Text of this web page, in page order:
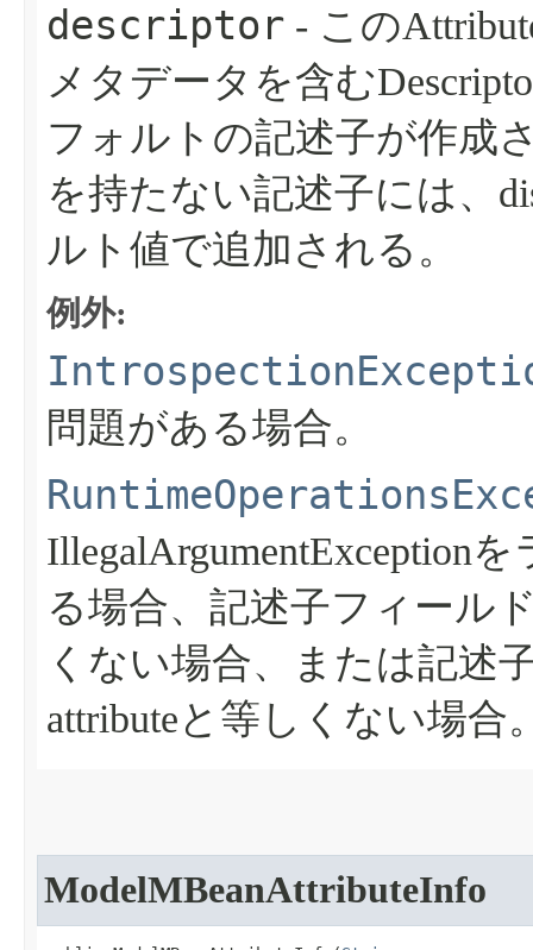
descriptor - この
メタデータを含む
フォルトの記述子が作成
を持たない記述子には、
ルト値で追加される。
例外:
問題がある場合。
IllegalArgumentException
る場合、記述子フィール
くない場合、または記述
attributeと等しくない場合
ModelMBeanAttributeInfo